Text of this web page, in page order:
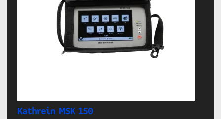
Kathrein MSK 150